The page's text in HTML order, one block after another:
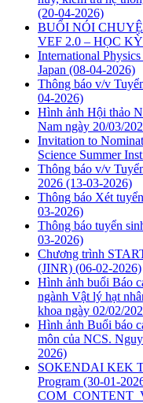
(20-04-2026)
BUỔI NÓI
VEF 2.0 – HỌC
International
Japan (08-04-2026)
Thông báo v/v
04-2026)
Hình ảnh Hội thảo
Nam ngày 20/03/
Invitation to
Science Summer
Thông báo v/v
2026 (13-03-2026)
Thông báo Xét
03-2026)
Thông báo tuyển
03-2026)
Chương trình
(JINR) (06-02-2026)
Hình ảnh buổi Báo
ngành Vật lý hạt
khoa ngày 02/02/
Hình ảnh Buổi báo
môn của NCS.
2026)
SOKENDAI KEK
Program (30-01-